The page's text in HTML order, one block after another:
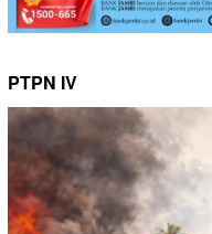
PTPN IV